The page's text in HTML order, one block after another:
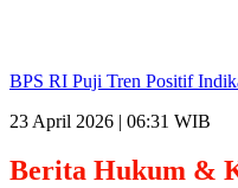
BPS RI Puji Tren Positif
23 April 2026 | 06:31 WIB
Berita Hukum &